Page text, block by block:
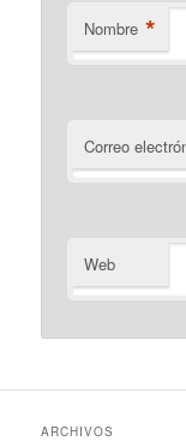
Nombre *
Correo
Web
ARCHIVOS